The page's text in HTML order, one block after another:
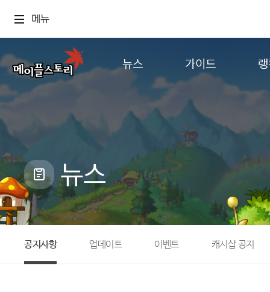
메뉴
뉴스
공지사항
업데이트
캐시샵 공지
메이플 알림판
with maple
가이드
게임정보
직업소개
확률형 아이템
NEXON NOW
뉴스
공지사항 업데이트 이벤트 캐시샵 공지